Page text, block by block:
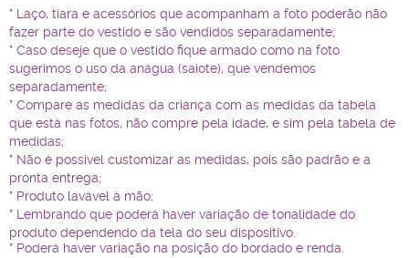
* Laço, tiara e acessórios que acompanham a foto poderão não
fazer parte do vestido e são vendidos separadamente;
* Caso deseje que o vestido fique armado como na foto
sugerimos o uso da anágua (saiote), que vendemos
separadamente;
* Compare as medidas da criança com as medidas da tabela
que está nas fotos, não compre pela idade, e sim pela tabela de
medidas;
* Não é possível customizar as medidas, pois são padrão e a
pronta entrega;
* Produto lavável à mão;
* Lembrando que poderá haver variação de tonalidade do
produto dependendo da tela do seu dispositivo.
* Poderá haver variação na posição do bordado e renda.